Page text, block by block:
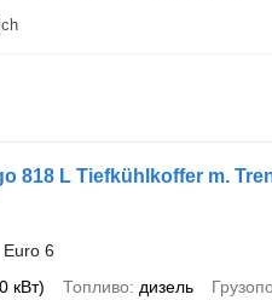
818 L Tiefkühlkoffer m.
Euro 6
кВт) Топливо дизель